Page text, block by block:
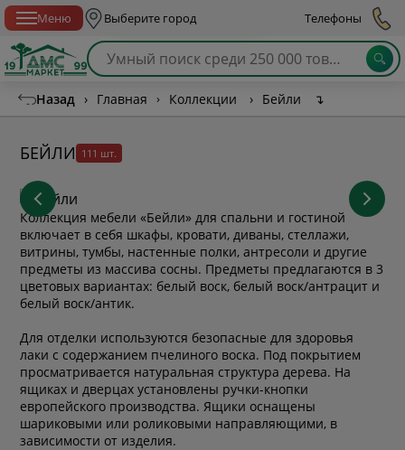
Меню Выберите город Телефоны
Назад › Главная › Коллекции › Бейли ↴
БЕЙЛИ 111 шт.
Коллекция мебели «Бейли» для спальни и гостиной
включает в себя шкафы, кровати, диваны, стеллажи,
витрины, тумбы, настенные полки, антресоли и другие
предметы из массива сосны. Предметы предлагаются в 3
цветовых вариантах: белый воск, белый воск/антрацит и
белый воск/антик.
Для отделки используются безопасные для здоровья
лаки с содержанием пчелиного воска. Под покрытием
просматривается натуральная структура дерева. На
ящиках и дверцах установлены ручки-кнопки
европейского производства. Ящики оснащены
шариковыми или роликовыми направляющими, в
зависимости от изделия.